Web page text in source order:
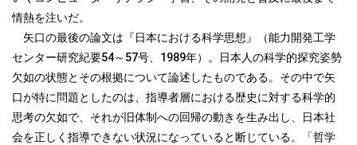
情熱を注いだ。
矢口の最後の論文は『日本における科学思想』（能力開発工学
センター研究紀要54～57号、1989年）。日本人の科学的探究姿勢
欠如の状態とその根拠について論述したものである。その中で矢
口が特に問題としたのは、指導者層における歴史に対する科学的
思考の欠如で、それが旧体制への回帰の動きを生み出し、日本社
会を正しく指導できない状況になっていると断じている。「哲学